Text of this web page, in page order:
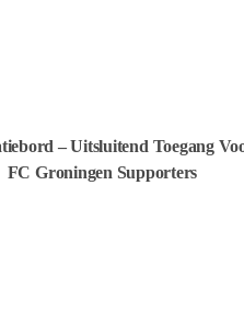
– Uitsluitend Toegang
FC Groningen Supporters